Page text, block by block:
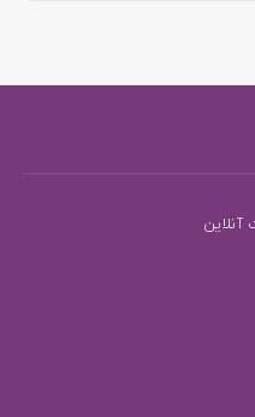
آنلاین